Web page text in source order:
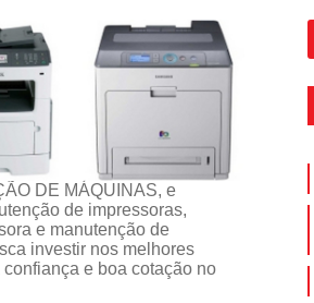
DE MÁQUINAS, e
de impressoras,
e manutenção de
investir nos melhores
e boa cotação no